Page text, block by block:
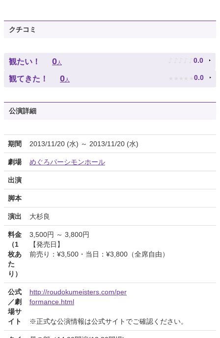
クチコミ
観たい！ 0人 ♪ ♪ ♪ ♪ ♪ 0.0
観てきた！ 0人 ★ ★ ★ ★ ★ 0.0
公演詳細
期間 2013/11/20 (水) ～ 2013/11/20 (水)
劇場 めぐろパーシモンホール
出演
脚本
演出 大杉良
料金
（1
枚あ
た
り）
3,500円 ～ 3,800円
【発売日】
前売り：¥3,500・当日：¥3,800（全席自由）
公式
／劇
場サ
イト
http://roudokumeisters.com/per
formance.html
※正式な公演情報は公式サイトでご確認ください。